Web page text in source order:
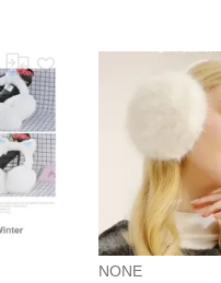
NONE